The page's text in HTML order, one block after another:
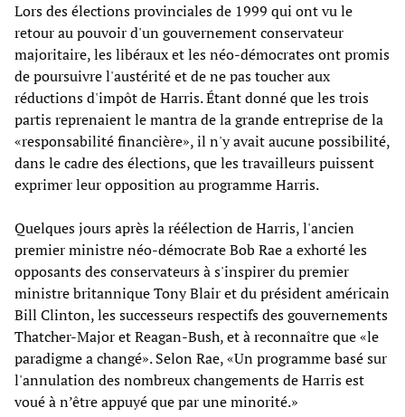
Lors des élections provinciales de 1999 qui ont vu le
retour au pouvoir d'un gouvernement conservateur
majoritaire, les libéraux et les néo-démocrates ont promis
de poursuivre l'austérité et de ne pas toucher aux
réductions d'impôt de Harris. Étant donné que les trois
partis reprenaient le mantra de la grande entreprise de la
«responsabilité financière», il n'y avait aucune possibilité,
dans le cadre des élections, que les travailleurs puissent
exprimer leur opposition au programme Harris.
Quelques jours après la réélection de Harris, l'ancien
premier ministre néo-démocrate Bob Rae a exhorté les
opposants des conservateurs à s'inspirer du premier
ministre britannique Tony Blair et du président américain
Bill Clinton, les successeurs respectifs des gouvernements
Thatcher-Major et Reagan-Bush, et à reconnaître que «le
paradigme a changé». Selon Rae, «Un programme basé sur
l'annulation des nombreux changements de Harris est
voué à n’être appuyé que par une minorité.»